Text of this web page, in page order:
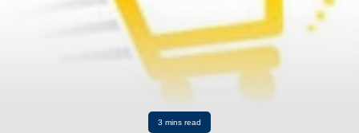
3 mins read